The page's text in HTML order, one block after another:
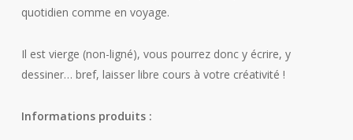
quotidien comme en voyage.
Il est vierge (non-ligné), vous pourrez donc y écrire, y
dessiner… bref, laisser libre cours à votre créativité !
Informations produits :